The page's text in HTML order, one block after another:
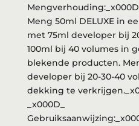
Mengverhouding:_x000D_
Meng 50ml DELUXE in
met 75ml developer bij
100ml bij 40 volumes in
blekende producten.
developer bij 20-30-40
dekking te
_x000D_